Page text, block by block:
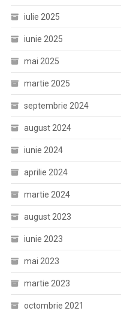
iulie 2025
iunie 2025
mai 2025
martie 2025
septembrie 2024
august 2024
iunie 2024
aprilie 2024
martie 2024
august 2023
iunie 2023
mai 2023
martie 2023
octombrie 2021